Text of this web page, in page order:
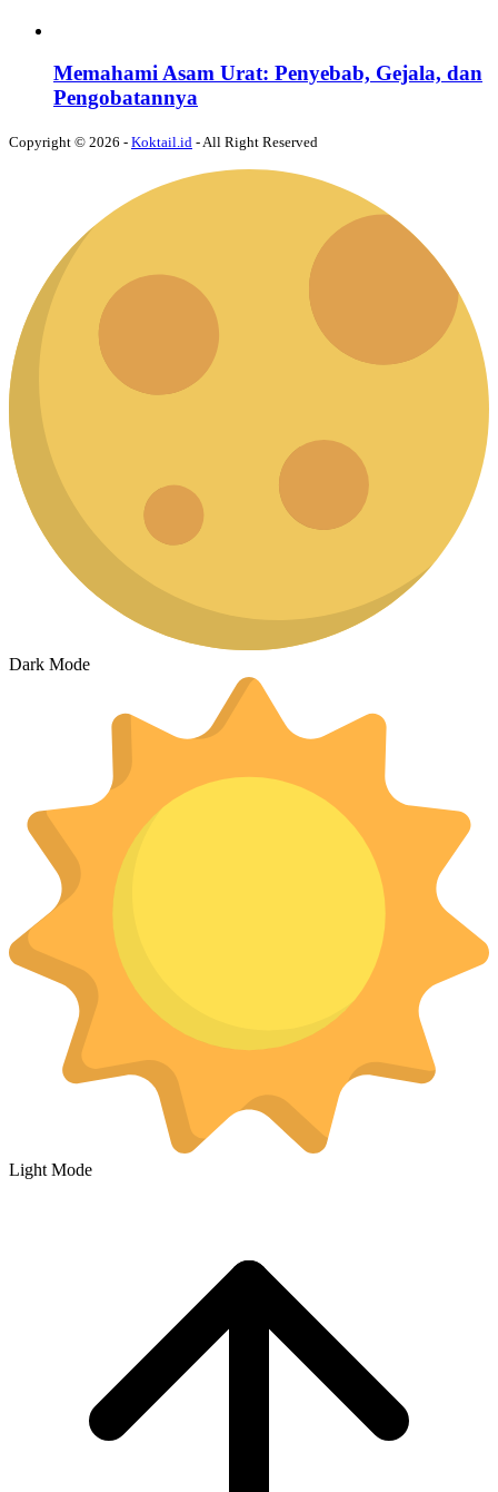
Memahami Asam Urat: Penyebab, Gejala, dan
Pengobatannya
Copyright © 2026 - Koktail.id - All Right Reserved
Dark Mode
Light Mode